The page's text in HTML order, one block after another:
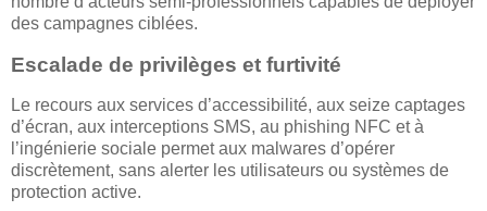
des campagnes ciblées.
Escalade de privilèges et furtivité
Le recours aux services d’accessibilité, aux seize captages
d’écran, aux interceptions SMS, au phishing NFC et à
l’ingénierie sociale permet aux malwares d’opérer
discrètement, sans alerter les utilisateurs ou systèmes de
protection active.